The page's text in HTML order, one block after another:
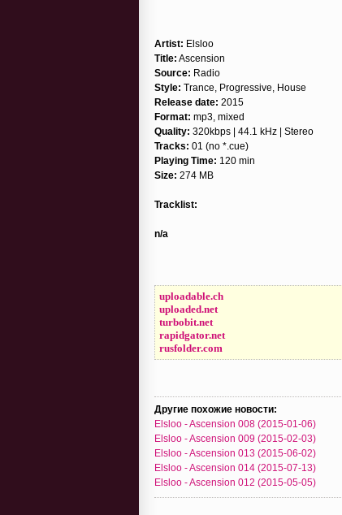
Artist: Elsloo
Title: Ascension
Source: Radio
Style: Trance, Progressive, House
Release date: 2015
Format: mp3, mixed
Quality: 320kbps | 44.1 kHz | Stereo
Tracks: 01 (no *.cue)
Playing Time: 120 min
Size: 274 MB
Tracklist:
n/a
uploadable.ch
uploaded.net
turbobit.net
rapidgator.net
rusfolder.com
Другие похожие новости:
Elsloo - Ascension 008 (2015-01-06)
Elsloo - Ascension 009 (2015-02-03)
Elsloo - Ascension 013 (2015-06-02)
Elsloo - Ascension 014 (2015-07-13)
Elsloo - Ascension 012 (2015-05-05)